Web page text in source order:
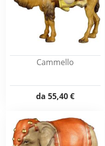
Cammello
da 55,40 €